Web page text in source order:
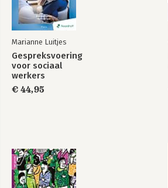
Bekijk alle boeken
Marianne Luitjes
Gespreksvoering
voor sociaal
werkers
€ 44,95